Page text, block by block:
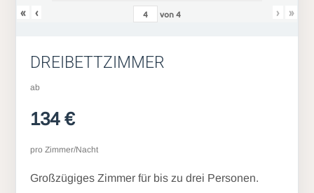
« ‹ von4 › »
DREIBETTZIMMER
ab
134 €
pro Zimmer/Nacht
Großzügiges Zimmer für bis zu drei Personen.